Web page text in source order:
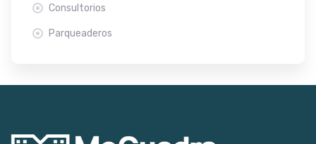
Consultorios
Parqueaderos